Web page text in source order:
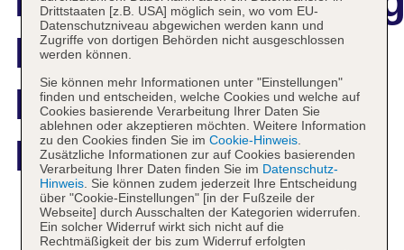
Delta Hotels
Istanbul
Kagithane
Das bietet Ihre Unterkunft
Drittstaaten [z.B. USA] möglich sein, wo vom EU-
Datenschutzniveau abgewichen werden kann und
Zugriffe von dortigen Behörden nicht ausgeschlossen
werden können.
Sie können mehr Informationen unter "Einstellungen"
finden und entscheiden, welche Cookies und welche auf
Cookies basierende Verarbeitung Ihrer Daten Sie
ablehnen oder akzeptieren möchten. Weitere Information
zu den Cookies finden Sie im Cookie-Hinweis.
Zusätzliche Informationen zur auf Cookies basierenden
Verarbeitung Ihrer Daten finden Sie im Datenschutz-
Hinweis. Sie können zudem jederzeit Ihre Entscheidung
über "Cookie-Einstellungen" [in der Fußzeile der
Webseite] durch Ausschalten der Kategorien widerrufen.
Ein solcher Widerruf wirkt sich nicht auf die
Rechtmäßigkeit der bis zum Widerruf erfolgten